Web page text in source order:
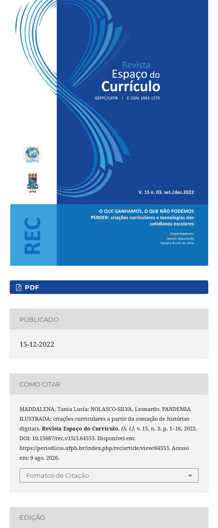
PDF
PUBLICADO
15-12-2022
COMO CITAR
MADDALENA, Tania Lucía; NOLASCO-SILVA, Leonardo. PANDEMIA
ILUSTRADA: criações curriculares a partir da contação de histórias
digitais. Revista Espaço do Currículo, [S. l.], v. 15, n. 3, p. 1–16, 2022.
DOI: 10.15687/rec.v15i3.64553. Disponível em:
https://periodicos.ufpb.br/index.php/rec/article/view/64553. Acesso
em: 9 ago. 2026.
Fomatos de Citação
EDIÇÃO